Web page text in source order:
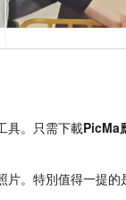
具。只需下載PicMa
。特別值得一提